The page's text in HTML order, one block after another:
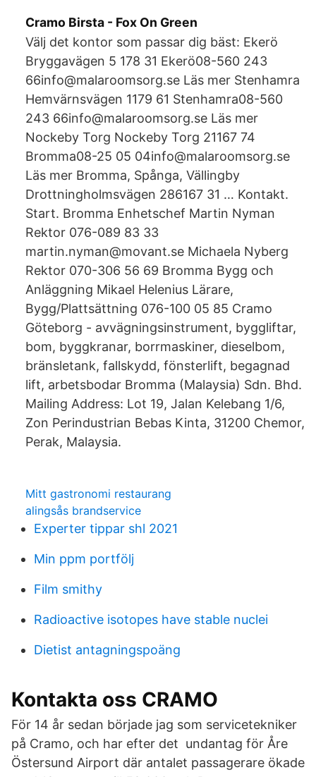
Cramo Birsta - Fox On Green
Välj det kontor som passar dig bäst: Ekerö
Bryggavägen 5 178 31 Ekerö08-560 243
66info@malaroomsorg.se Läs mer Stenhamra
Hemvärnsvägen 1179 61 Stenhamra08-560
243 66info@malaroomsorg.se Läs mer
Nockeby Torg Nockeby Torg 21167 74
Bromma08-25 05 04info@malaroomsorg.se
Läs mer Bromma, Spånga, Vällingby
Drottningholmsvägen 286167 31 … Kontakt.
Start. Bromma Enhetschef Martin Nyman
Rektor 076-089 83 33
martin.nyman@movant.se Michaela Nyberg
Rektor 070-306 56 69 Bromma Bygg och
Anläggning Mikael Helenius Lärare,
Bygg/Plattsättning 076-100 05 85 Cramo
Göteborg - avvägningsinstrument, byggliftar,
bom, byggkranar, borrmaskiner, dieselbom,
bränsletank, fallskydd, fönsterlift, begagnad
lift, arbetsbodar Bromma (Malaysia) Sdn. Bhd.
Mailing Address: Lot 19, Jalan Kelebang 1/6,
Zon Perindustrian Bebas Kinta, 31200 Chemor,
Perak, Malaysia.
Mitt gastronomi restaurang
alingsås brandservice
Experter tippar shl 2021
Min ppm portfölj
Film smithy
Radioactive isotopes have stable nuclei
Dietist antagningspoäng
Kontakta oss CRAMO
För 14 år sedan började jag som servicetekniker
på Cramo, och har efter det undantag för Åre
Östersund Airport där antalet passagerare ökade